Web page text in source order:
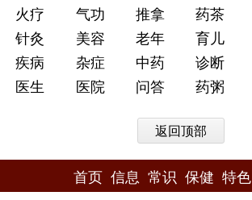
火疗
气功 推拿 药茶
针灸
美容 老年 育儿
疾病
杂症 中药 诊断
医生
医院 问答 药粥
返回顶部
首页 信息 常识 保健 特色